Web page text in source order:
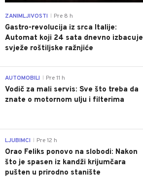
ZANIMLJIVOSTI Pre 8 h
Gastro-revolucija iz srca Italije:
Automat koji 24 sata dnevno izbacuje
svježe roštiljske ražnjiće
AUTOMOBILI Pre 11 h
Vodič za mali servis: Sve što treba da
znate o motornom ulju i filterima
LJUBIMCI Pre 12 h
Orao Feliks ponovo na slobodi: Nakon
što je spasen iz kandži krijumčara
pušten u prirodno stanište